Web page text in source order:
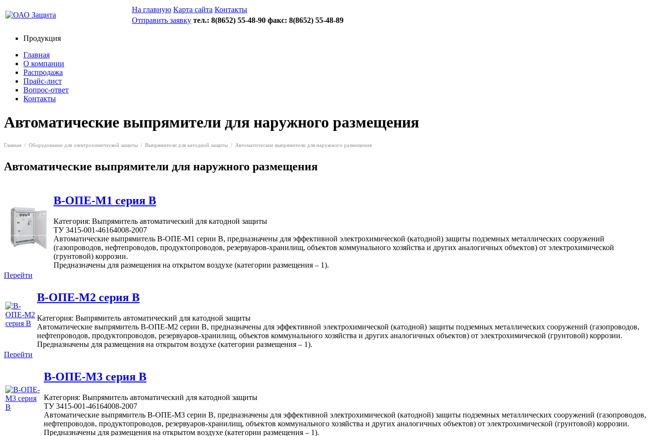
На главную Карта сайта Контакты
Отправить заявку тел.: 8(8652) 55-48-90 факс: 8(8652) 55-48-89
Продукция
Главная
О компании
Распродажа
Прайс-лист
Вопрос-ответ
Контакты
Автоматические выпрямители для наружного размещения
Главная / Оборудование для электрохимической защиты / Выпрямители для катодной защиты / Автоматические выпрямители для наружного размещения
Автоматические выпрямители для наружного размещения
В-ОПЕ-М1 серия В
Категория: Выпрямитель автоматический для катодной защиты
ТУ 3415-001-46164008-2007
Автоматические выпрямитель В-ОПЕ-М1 серии В, предназначены для эффективной электрохимической (катодной) защиты подземных металлических сооружений
(газопроводов, нефтепроводов, продуктопроводов, резервуаров-хранилищ, объектов коммунального хозяйства и других аналогичных объектов) от электрохимической
(грунтовой) коррозии.
Предназначены для размещения на открытом воздухе (категории размещения – 1).
Перейти
В-ОПЕ-М2 серия В
Категория: Выпрямитель автоматический для катодной защиты
Автоматические выпрямитель В-ОПЕ-М2 серии В, предназначены для эффективной электрохимической (катодной) защиты подземных металлических сооружений (газопроводов,
нефтепроводов, продуктопроводов, резервуаров-хранилищ, объектов коммунального хозяйства и других аналогичных объектов) от электрохимической (грунтовой) коррозии.
Предназначены для размещения на открытом воздухе (категории размещения – 1).
Перейти
В-ОПЕ-М3 серия В
Категория: Выпрямитель автоматический для катодной защиты
ТУ 3415-001-46164008-2007
Автоматические выпрямитель В-ОПЕ-М3 серии В, предназначены для эффективной электрохимической (катодной) защиты подземных металлических сооружений (газопроводов,
нефтепроводов, продуктопроводов, резервуаров-хранилищ, объектов коммунального хозяйства и других аналогичных объектов) от электрохимической (грунтовой) коррозии.
Предназначены для размещения на открытом воздухе (категории размещения – 1).